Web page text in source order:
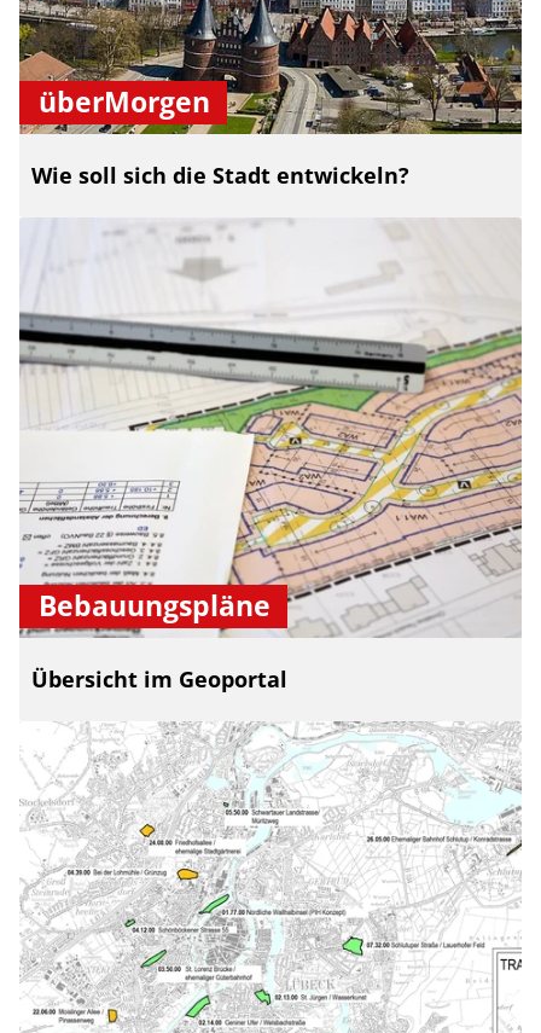
überMorgen
Wie soll sich die Stadt entwickeln?
Bebauungspläne
Übersicht im Geoportal